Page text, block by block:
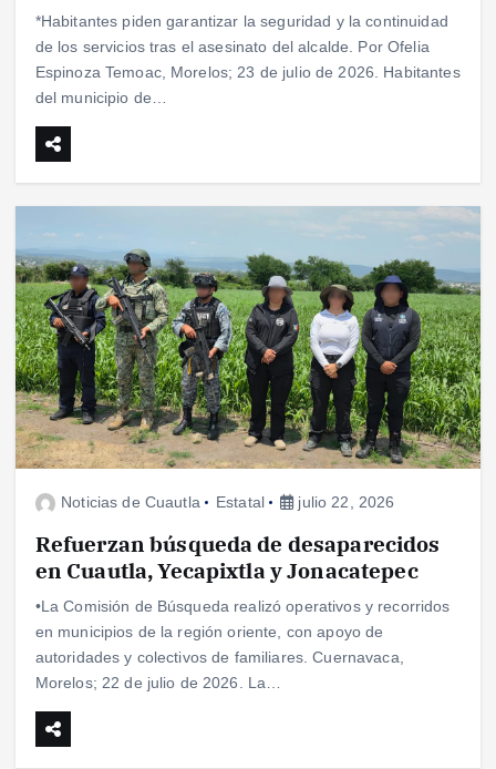
*Habitantes piden garantizar la seguridad y la continuidad
de los servicios tras el asesinato del alcalde. Por Ofelia
Espinoza Temoac, Morelos; 23 de julio de 2026. Habitantes
del municipio de…
Noticias de Cuautla Estatal julio 22, 2026
Refuerzan búsqueda de desaparecidos
en Cuautla, Yecapixtla y Jonacatepec
•La Comisión de Búsqueda realizó operativos y recorridos
en municipios de la región oriente, con apoyo de
autoridades y colectivos de familiares. Cuernavaca,
Morelos; 22 de julio de 2026. La…